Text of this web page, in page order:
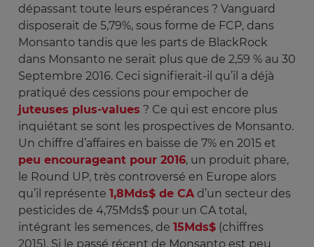
dépassant toute leurs espérances ? Vanguard
disposerait de 5,79%, sous forme de FCP, dans
Monsanto tandis que les parts de BlackRock
dans Monsanto ne serait plus que de 2,59 % au 30
Septembre 2016. Ceci signifierait-il qu’il a déjà
pratiqué des cessions pour empocher de
juteuses plus-values ? Ce qui est encore plus
inquiétant se sont les prospectives de Monsanto.
Un chiffre d’affaires en baisse de 7% en 2015 et
peu encourageant pour 2016, un produit phare,
le Round UP, très controversé en Europe alors
qu’il représente 1,8Mds$ de CAd’un secteur des
pesticides de 4,75Mds$ pour un CA total,
intégrant les semences, de 15Mds$ (chiffres
2015). Si le passé récent de Monsanto est peu